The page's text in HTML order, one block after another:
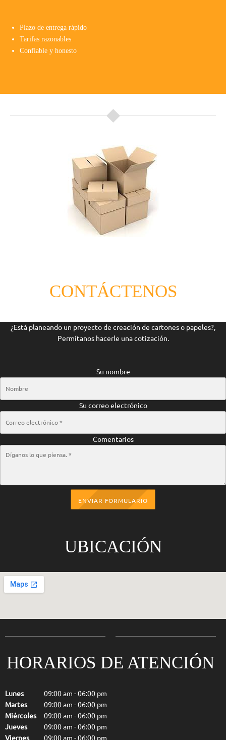
Plazo de entrega rápido
Tarifas razonables
Confiable y honesto
CONTÁCTENOS
¿Está planeando un proyecto de creación de cartones o papeles?,
Permítanos hacerle una cotización.
Su nombre
Su correo electrónico
Comentarios
ENVIAR FORMULARIO
UBICACIÓN
HORARIOS DE ATENCIÓN
Lunes 09:00 am -06:00 pm
Martes
09:00 am -06:00 pm
Miércoles
09:00 am -06:00 pm
Jueves
09:00 am -06:00 pm
Viernes
09:00 am -06:00 pm